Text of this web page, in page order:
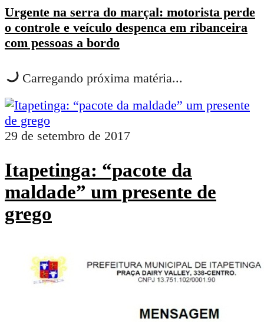
Urgente na serra do marçal: motorista perde
o controle e veículo despenca em ribanceira
com pessoas a bordo
Carregando próxima matéria...
29 de setembro de 2017
Itapetinga: “pacote da
maldade” um presente de
grego